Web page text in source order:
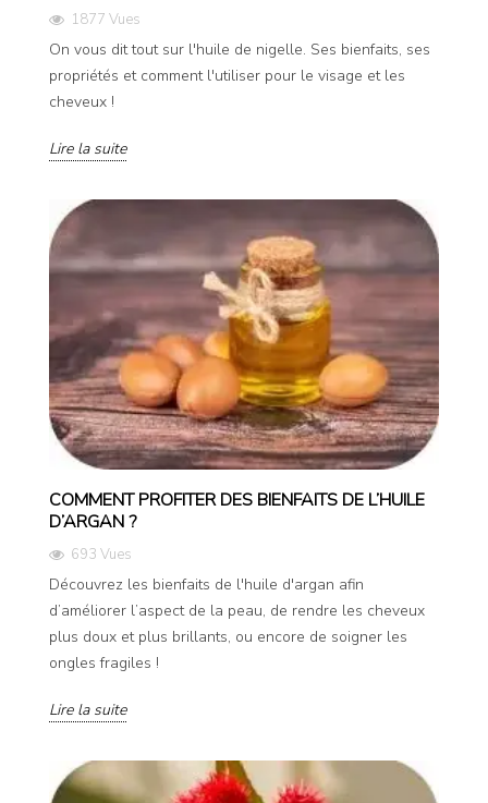
1877 Vues
On vous dit tout sur l'huile de nigelle. Ses bienfaits, ses
propriétés et comment l'utiliser pour le visage et les
cheveux !
Lire la suite
COMMENT PROFITER DES BIENFAITS DE L’HUILE
D’ARGAN ?
693 Vues
Découvrez les bienfaits de l'huile d'argan afin
d’améliorer l’aspect de la peau, de rendre les cheveux
plus doux et plus brillants, ou encore de soigner les
ongles fragiles !
Lire la suite